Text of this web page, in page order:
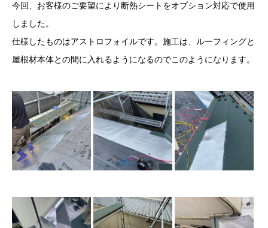
今回、お客様のご要望により断熱シートをオプション対応で使用
しました。
仕様したものはアストロフォイルです。施工は、ルーフィングと
屋根材本体との間に入れるようになるのでこのようになります。